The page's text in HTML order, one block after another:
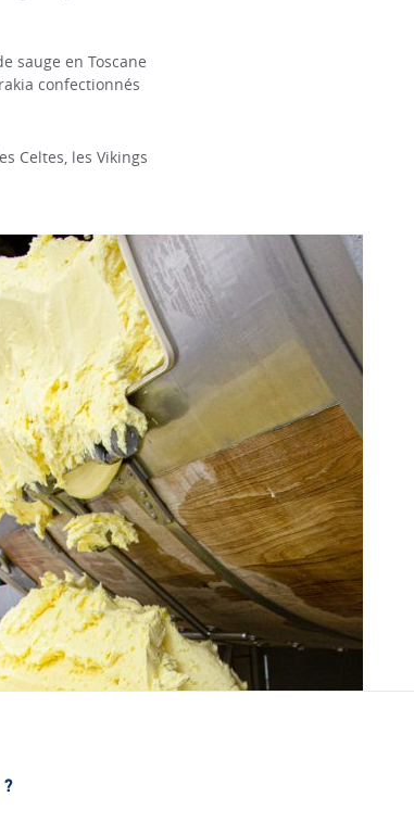
sauge en Toscane
confectionnés
Celtes, les Vikings